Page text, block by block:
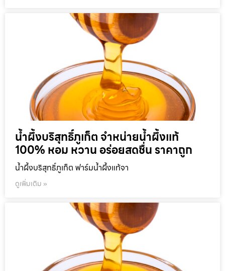
น้ำผึ้งบริสุทธิ์ภูเก็ต จำหน่ายน้ำผึ้งแท้
100% หอม หวาน อร่อยสดชื่น ราคาถูก
น้ำผึ้งบริสุทธิ์ภูเก็ต ฟาร์มน้ำผึ้งแท้จา
ดูเพิ่มเติม »